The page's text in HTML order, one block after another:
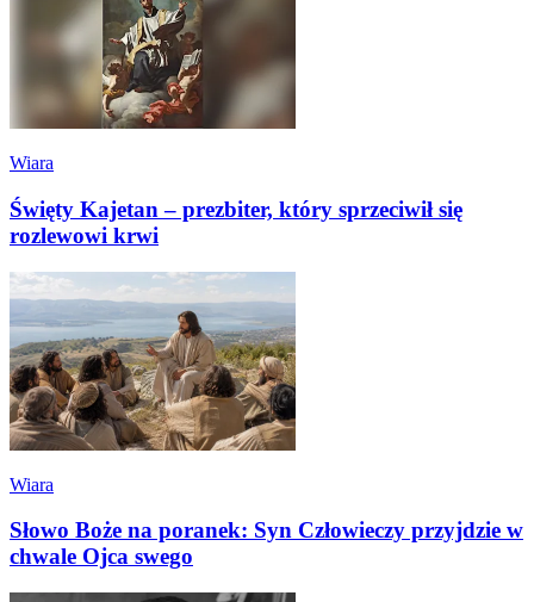
Wiara
Święty Kajetan – prezbiter, który sprzeciwił się
rozlewowi krwi
Wiara
Słowo Boże na poranek: Syn Człowieczy przyjdzie w
chwale Ojca swego